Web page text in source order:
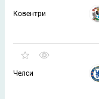
Ковентри
Челси